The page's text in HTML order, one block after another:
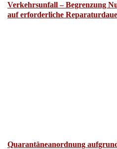
Verkehrsunfall – Begrenzung
auf erforderliche
Quarantäneanordnung